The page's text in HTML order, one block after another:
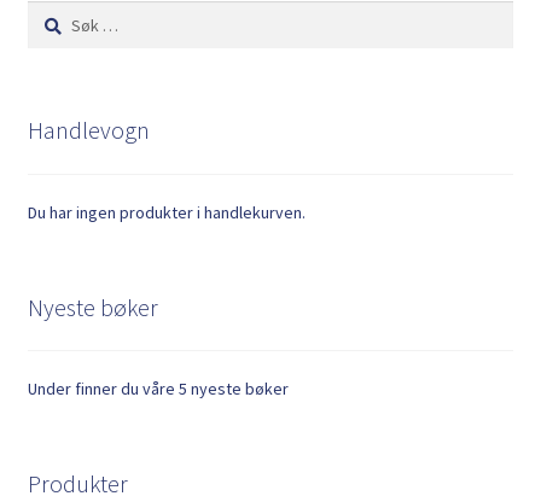
Søk
etter:
Handlevogn
Du har ingen produkter i handlekurven.
Nyeste bøker
Under finner du våre 5 nyeste bøker
Produkter